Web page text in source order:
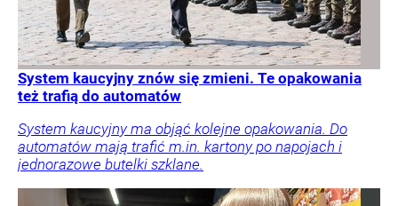
System kaucyjny znów się zmieni. Te opakowania
też trafią do automatów
System kaucyjny ma objąć kolejne opakowania. Do
automatów mają trafić m.in. kartony po napojach i
jednorazowe butelki szklane.